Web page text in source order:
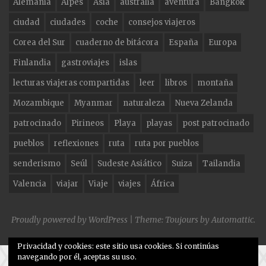
b
o
o
k
ra
m
r
ciudad
ciudades coche
consejos viajeros
Corea del Sur
cuaderno de bitácora España
Europa
Finlandia
gastroviajes
islas
lecturas viajeras compartidas
leer libros
montaña
Mozambique
Myanmar naturaleza
Nueva Zelanda
patrocinado
Pirineos Playa playas
post patrocinado
pueblos
reflexiones ruta
ruta por pueblos
senderismo
Seúl Sudeste Asiático Suiza
Tailandia
Valencia
viajar Viaje viajes África
Proudly powered by WordPress Theme: Toujours byAutomattic.
Privacidad y cookies: este sitio usa cookies. Si continúas
navegando por él, aceptas su uso.